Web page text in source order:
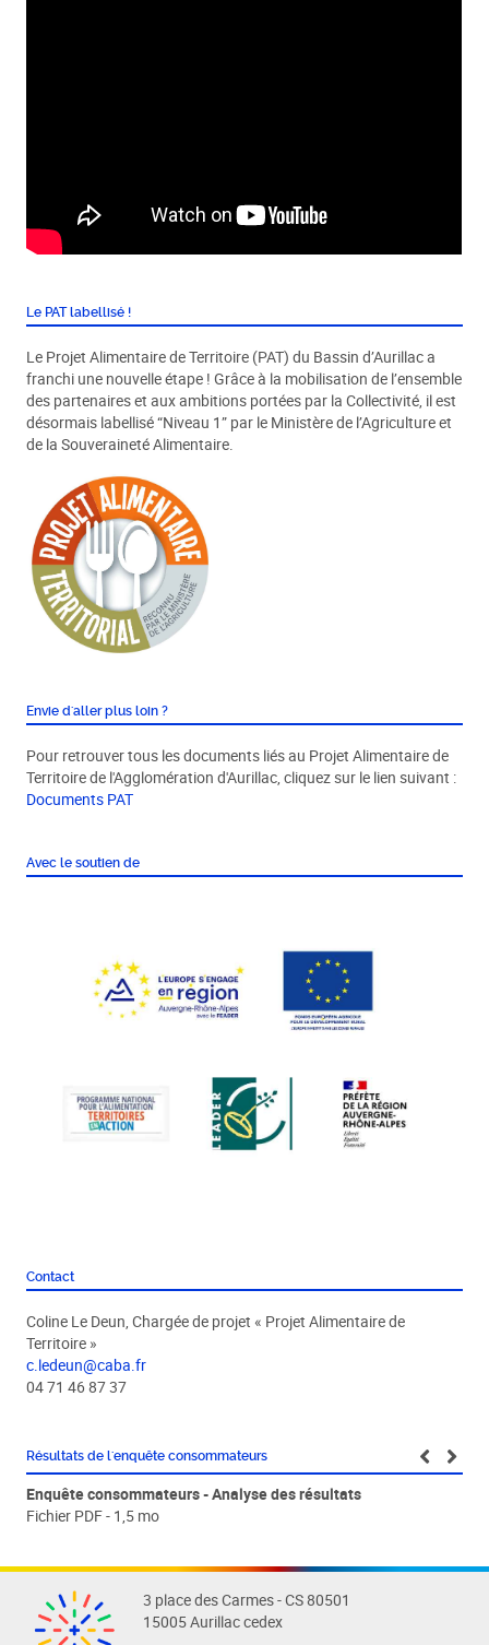
Le PAT labellisé !
Le Projet Alimentaire de Territoire (PAT) du Bassin d’Aurillac a
franchi une nouvelle étape ! Grâce à la mobilisation de l’ensemble
des partenaires et aux ambitions portées par la Collectivité, il est
désormais labellisé “Niveau 1” par le Ministère de l’Agriculture et
de la Souveraineté Alimentaire.
Envie d'aller plus loin ?
Pour retrouver tous les documents liés au Projet Alimentaire de
Territoire de l'Agglomération d'Aurillac, cliquez sur le lien suivant :
Documents PAT
Avec le soutien de
Contact
Coline Le Deun, Chargée de projet « Projet Alimentaire de
Territoire »
c.ledeun@caba.fr
04 71 46 87 37
Résultats de l'enquête consommateurs
Enquête consommateurs - Analyse des résultats
Fichier PDF - 1,5 mo
3 place des Carmes - CS 80501
15005 Aurillac cedex